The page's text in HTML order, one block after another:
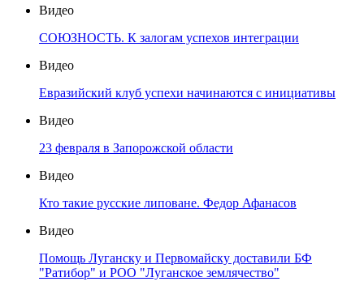
Видео
СОЮЗНОСТЬ. К залогам успехов интеграции
Видео
Евразийский клуб успехи начинаются с инициативы
Видео
23 февраля в Запорожской области
Видео
Кто такие русские липоване. Федор Афанасов
Видео
Помощь Луганску и Первомайску доставили БФ
"Ратибор" и РОО "Луганское землячество"